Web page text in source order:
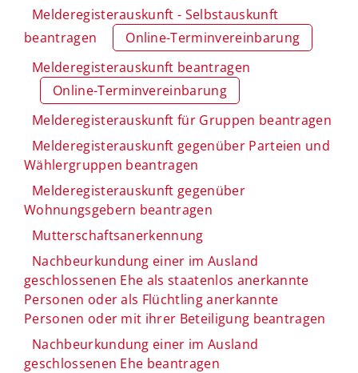
Melderegisterauskunft - Selbstauskunft
beantragen
Online-Terminvereinbarung
Melderegisterauskunft beantragen
Online-Terminvereinbarung
Melderegisterauskunft für Gruppen beantragen
Melderegisterauskunft gegenüber Parteien und
Wählergruppen beantragen
Melderegisterauskunft gegenüber
Wohnungsgebern beantragen
Mutterschaftsanerkennung
Nachbeurkundung einer im Ausland
geschlossenen Ehe als staatenlos anerkannte
Personen oder als Flüchtling anerkannte
Personen oder mit ihrer Beteiligung beantragen
Nachbeurkundung einer im Ausland
geschlossenen Ehe beantragen